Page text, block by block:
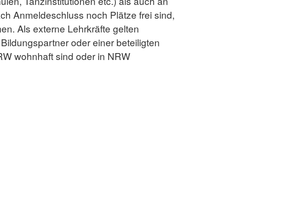
Anmeldeschluss noch Plätze frei sind,
Als externe Lehrkräfte gelten
oder einer beteiligten
wohnhaft sind oder in NRW